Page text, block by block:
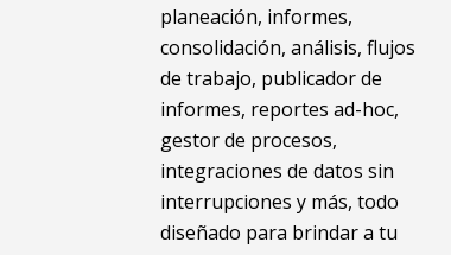
planeación, informes,
consolidación, análisis, flujos
de trabajo, publicador de
informes, reportes ad-hoc,
gestor de procesos,
integraciones de datos sin
interrupciones y más, todo
diseñado para brindar a tu